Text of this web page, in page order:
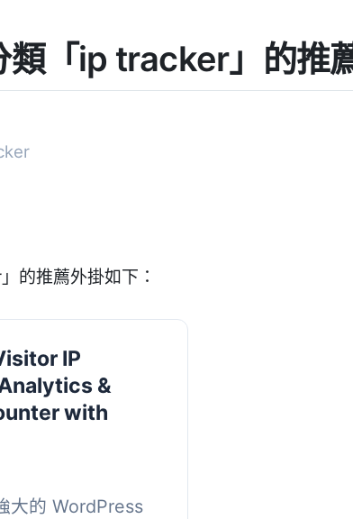
「ip tracker」的推
的推薦外掛如下：
IP
&
with
大的 WordPress